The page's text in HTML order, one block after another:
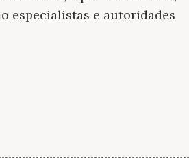
especialistas e autoridades